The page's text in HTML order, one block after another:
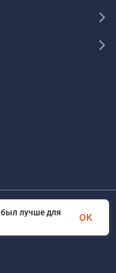
защищены
лучше для
OK